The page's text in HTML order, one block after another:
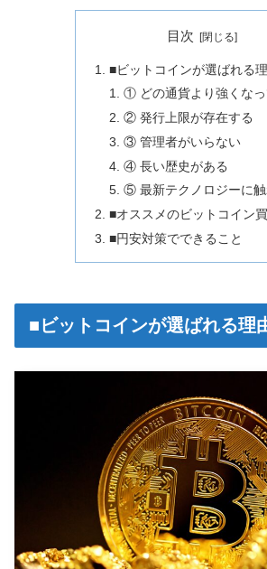
目次
■ビットコインが選ばれる
① どの通貨より強くなっ
② 発行上限が存在する
③ 管理者がいらない
④ 長い歴史がある
⑤ 最新テクノロジーに触
■オススメのビットコイン
■円安対策でできること
■ビットコインが選ばれる理